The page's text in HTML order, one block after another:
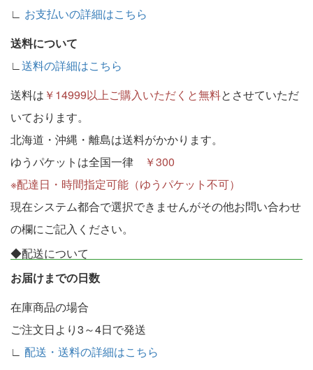
∟ お支払いの詳細はこちら
送料について
∟ 送料の詳細はこちら
送料は ￥14999以上ご購入いただくと無料とさせていただ
いております。
北海道・沖縄・離島は送料がかかります。
ゆうパケットは全国一律
￥300
※配達日・時間指定可能（ゆうパケット不可）
現在システム都合で選択できませんがその他お問い合わせ
の欄にご記入ください。
◆配送について
お届けまでの日数
在庫商品の場合
ご注文日より3～4日で発送
∟ 配送・送料の詳細はこちら